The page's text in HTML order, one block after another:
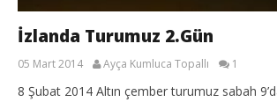
İzlanda Turumuz 2.Gün
05 Mart 2014 Ayça Kumluca Topallı 1
8 Şubat 2014 Altın çember turumuz sabah